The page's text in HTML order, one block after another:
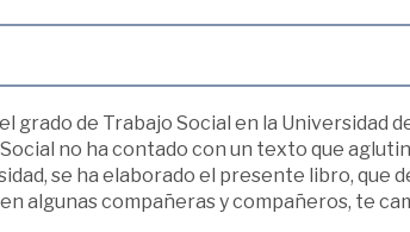
grado de Trabajo Social en la Universidad
no ha contado con un texto que
se ha elaborado el presente libro, que
algunas compañeras y compañeros, te